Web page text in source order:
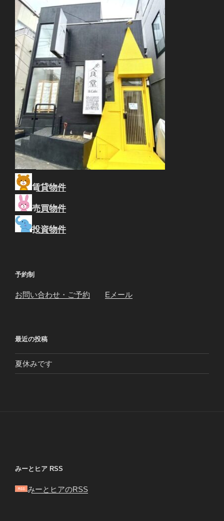
賃貸物件
売買物件
投資物件
予約制
お問い合わせ・ご予約 Eメール
最近の投稿
夏休みです
みーとヒア RSS
みーとヒアのRSS